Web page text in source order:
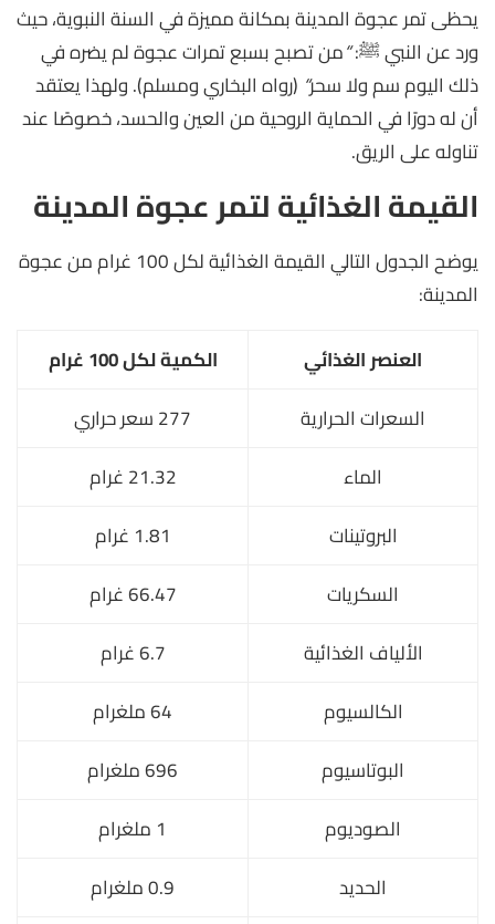
يحظى تمر عجوة المدينة بمكانة مميزة في السنة النبوية، حيث
ورد عن النبي ﷺ:“من تصبح بسبع تمرات عجوة لم يضره في
ذلك اليوم سم ولا سحر“ (رواه البخاري ومسلم). ولهذا يعتقد
أن له دورًا في الحماية الروحية من العين والحسد، خصوصًا عند
تناوله على الريق.
القيمة الغذائية لتمر عجوة المدينة
يوضح الجدول التالي القيمة الغذائية لكل 100 غرام من عجوة
المدينة:
العنصر الغذائي
الكمية لكل 100 غرام
السعرات الحرارية
277 سعر حراري
الماء
21.32 غرام
البروتينات
1.81 غرام
السكريات
66.47 غرام
الألياف الغذائية
6.7 غرام
الكالسيوم
64 ملغرام
البوتاسيوم
696 ملغرام
الصوديوم
1 ملغرام
الحديد
0.9 ملغرام